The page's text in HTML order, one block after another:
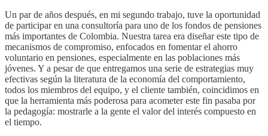
Un par de años después, en mi segundo trabajo, tuve la oportunidad
de participar en una consultoría para uno de los fondos de pensiones
más importantes de Colombia. Nuestra tarea era diseñar este tipo de
mecanismos de compromiso, enfocados en fomentar el ahorro
voluntario en pensiones, especialmente en las poblaciones más
jóvenes. Y a pesar de que entregamos una serie de estrategias muy
efectivas según la literatura de la economía del comportamiento,
todos los miembros del equipo, y el cliente también, coincidimos en
que la herramienta más poderosa para acometer este fin pasaba por
la pedagogía: mostrarle a la gente el valor del interés compuesto en
el tiempo.